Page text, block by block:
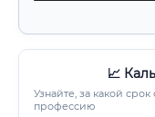
📈
Узнайте, за какой
профессию